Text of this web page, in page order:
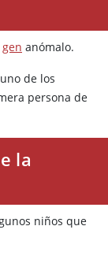
gen anómalo.
de los
persona de
la
niños que